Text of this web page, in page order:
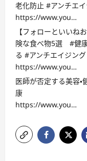
老化防止 #アンチエ
https://www.you…
【フォローといいね
険な食べ物5選 #健
る #アンチエイジン
https://www.you…
医師が否定する美容
康
https://www.you…